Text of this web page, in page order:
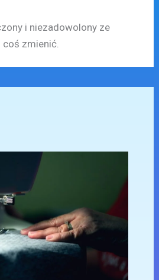
i niezadowolony ze
zmienić.